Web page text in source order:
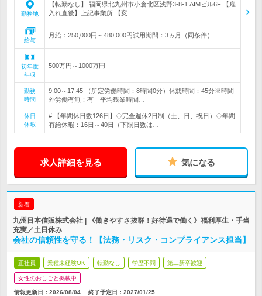
勤務地
【転勤なし】 福岡県北九州市小倉北区浅野3-8-1 AIMビル6F 【雇
入れ直後】上記事業所 【変…
給与
月給：250,000円～480,000円試用期間：3ヵ月（同条件）
初年度
年収
500万円～1000万円
勤務
時間
9:00～17:45 （所定労働時間：8時間0分）休憩時間：45分※時間
外労働有無：有 平均残業時間…
休日
休暇
# 【年間休日数126日】◇完全週休2日制（土、日、祝日）◇年間
有給休暇：16日～40日（下限日数は…
求人詳細を見る 気になる
新着
九州日本信販株式会社 | 《働きやすさ抜群！好待遇で働く》福利厚生・手当
充実／土日休み
会社の信頼性を守る！【法務・リスク・コンプライアンス担当】
正社員 業種未経験OK 転勤なし 学歴不問 第二新卒歓迎
女性のおしごと掲載中
情報更新日：2026/08/04 終了予定日： 2027/01/25